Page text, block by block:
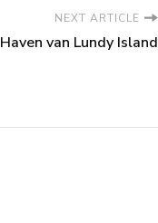
NEXT ARTICLE
Haven van Lundy Island